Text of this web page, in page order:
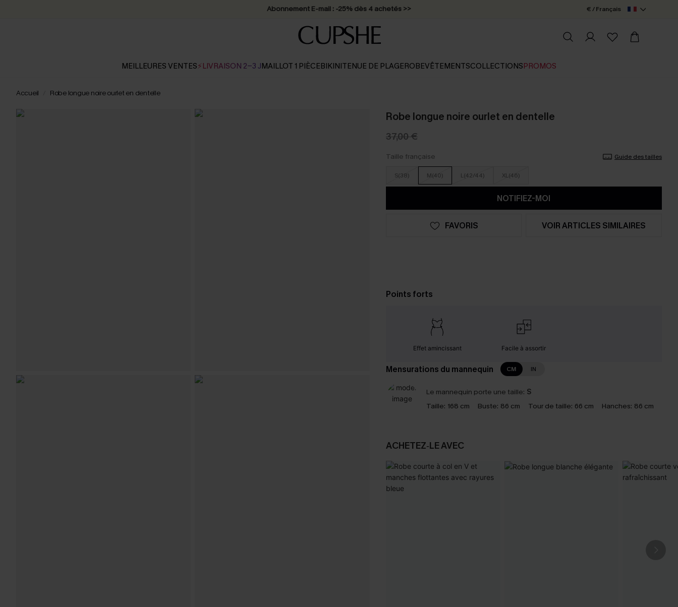
Abonnement E-mail : -25% dès 4 achetés >> € / Français
MEILLEURES VENTES⚡LIVRAISON 2-3 JMAILLOT 1 PIÈCEBIKINITENUE DE PLAGEROBEVÊTEMENTSCOLLECTIONSPROMOS
Accueil Robe longue noire ourlet en dentelle
Robe longue noire ourlet en dentelle
37,00 €
Taille française Guide des tailles
S(38) M(40) L(42/44) XL(46)
NOTIFIEZ-MOI
FAVORIS VOIR ARTICLES SIMILAIRES
Points forts
Effet amincissant Facile à assortir
Mensurations du mannequin CM IN
Le mannequin porte une taille: S
Taille: 168 cm Buste: 86 cm Tour de taille: 66 cm Hanches: 86 cm
ACHETEZ‑LE AVEC